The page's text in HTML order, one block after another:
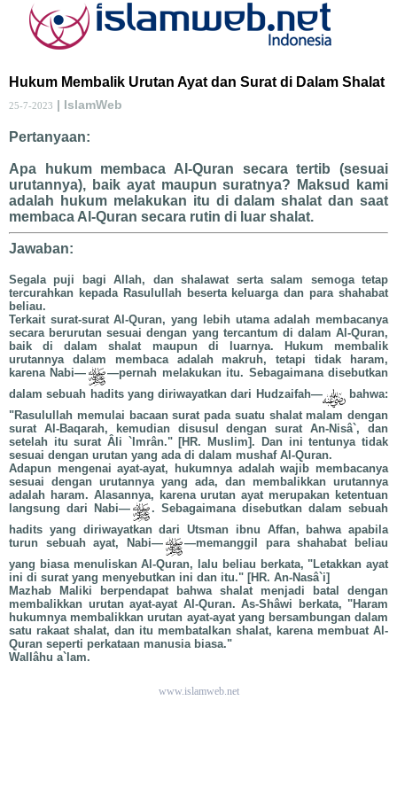
Hukum Membalik Urutan Ayat dan Surat di Dalam Shalat
25-7-2023 | IslamWeb
Pertanyaan:
Apa hukum membaca Al-Quran secara tertib (sesuai
urutannya), baik ayat maupun suratnya? Maksud kami
adalah hukum melakukan itu di dalam shalat dan saat
membaca Al-Quran secara rutin di luar shalat.
Jawaban:
Segala puji bagi Allah, dan shalawat serta salam semoga tetap
tercurahkan kepada Rasulullah beserta keluarga dan para shahabat
beliau.
Terkait surat-surat Al-Quran, yang lebih utama adalah membacanya
secara berurutan sesuai dengan yang tercantum di dalam Al-Quran,
baik di dalam shalat maupun di luarnya. Hukum membalik
urutannya dalam membaca adalah makruh, tetapi tidak haram,
karena Nabi—
—pernah melakukan itu. Sebagaimana disebutkan
dalam sebuah hadits yang diriwayatkan dari Hudzaifah—
bahwa:
"Rasulullah memulai bacaan surat pada suatu shalat malam dengan
surat Al-Baqarah, kemudian disusul dengan surat An-Nisâ`, dan
setelah itu surat Âli `Imrân." [HR. Muslim]. Dan ini tentunya tidak
sesuai dengan urutan yang ada di dalam mushaf Al-Quran.
Adapun mengenai ayat-ayat, hukumnya adalah wajib membacanya
sesuai dengan urutannya yang ada, dan membalikkan urutannya
adalah haram. Alasannya, karena urutan ayat merupakan ketentuan
langsung dari Nabi—
. Sebagaimana disebutkan dalam sebuah
hadits yang diriwayatkan dari Utsman ibnu Affan, bahwa apabila
turun sebuah ayat, Nabi—
—memanggil para shahabat beliau
yang biasa menuliskan Al-Quran, lalu beliau berkata, "Letakkan ayat
ini di surat yang menyebutkan ini dan itu." [HR. An-Nasâ`i]
Mazhab Maliki berpendapat bahwa shalat menjadi batal dengan
membalikkan urutan ayat-ayat Al-Quran. As-Shâwi berkata, "Haram
hukumnya membalikkan urutan ayat-ayat yang bersambungan dalam
satu rakaat shalat, dan itu membatalkan shalat, karena membuat Al-
Quran seperti perkataan manusia biasa."
Wallâhu a`lam.
www.islamweb.net